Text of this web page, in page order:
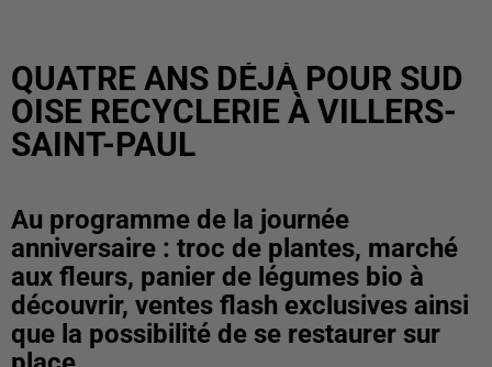
QUATRE ANS DÉJÀ POUR SUD
OISE RECYCLERIE À VILLERS-
SAINT-PAUL
Au programme de la journée
anniversaire : troc de plantes, marché
aux fleurs, panier de légumes bio à
découvrir, ventes flash exclusives ainsi
que la possibilité de se restaurer sur